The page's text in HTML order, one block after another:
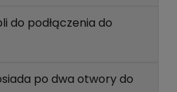
do podłączenia do
po dwa otwory do